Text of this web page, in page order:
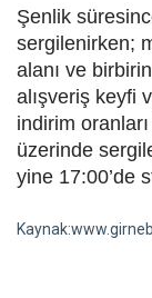
Şenlik
sergilenirken;
alanı ve
alışveriş keyfi
indirim
üzerinde
yine 17:00’de